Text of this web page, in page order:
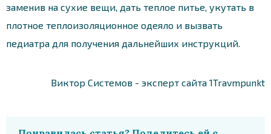
заменив на сухие вещи, дать теплое питье, укутать в
плотное теплоизоляционное одеяло и вызвать
педиатра для получения дальнейших инструкций.
Виктор Системов - эксперт сайта 1Travmpunkt